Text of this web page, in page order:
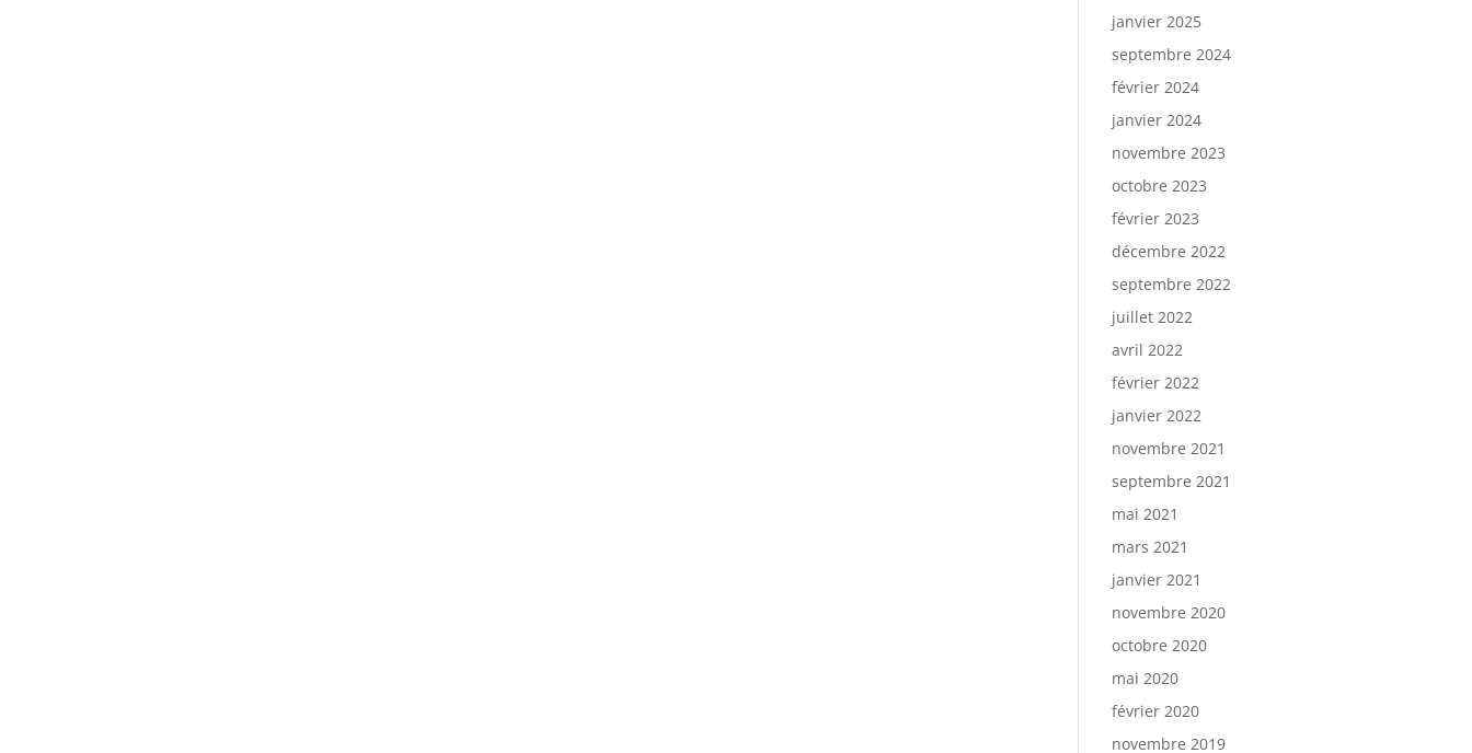
janvier 2025
septembre 2024
février 2024
janvier 2024
novembre 2023
octobre 2023
février 2023
décembre 2022
septembre 2022
juillet 2022
avril 2022
février 2022
janvier 2022
novembre 2021
septembre 2021
mai 2021
mars 2021
janvier 2021
novembre 2020
octobre 2020
mai 2020
février 2020
novembre 2019